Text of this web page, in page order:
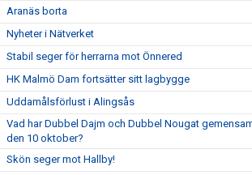
Aranäs borta
Nyheter i Nätverket
Stabil seger för herrarna mot Önnered
HK Malmö Dam fortsätter sitt lagbygge
Uddamålsförlust i Alingsås
Vad har Dubbel Dajm och Dubbel Nougat
den 10 oktober?
Skön seger mot Hallby!